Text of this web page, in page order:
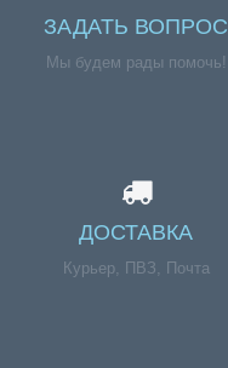
ЗАДАТЬ ВОПРОС
Мы будем рады помочь!
ДОСТАВКА
Курьер, ПВЗ, Почта